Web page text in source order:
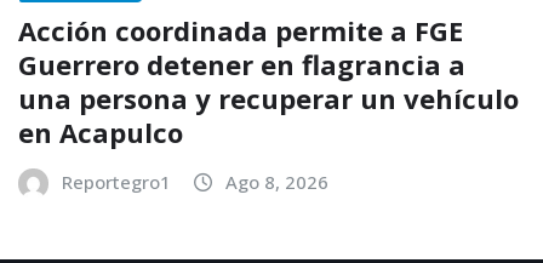
Acción coordinada permite a FGE
Guerrero detener en flagrancia a
una persona y recuperar un vehículo
en Acapulco
Reportegro1 Ago 8, 2026